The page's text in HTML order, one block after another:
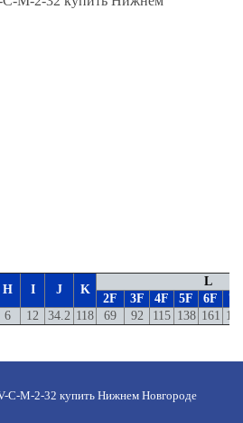
H I J K
L
2F
3F 4F 5F 6F
7F
6 12 34.2 118 69 92 115 138 161